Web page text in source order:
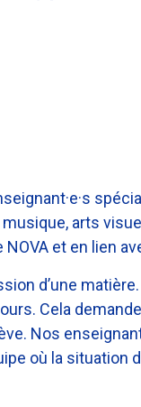
arts
et en lien
d’une
Cela
Nos
où la